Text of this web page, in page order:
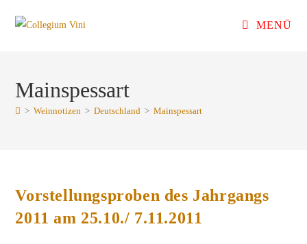
Inhalt
MENÜ
Mainspessart
> Weinnotizen > Deutschland > Mainspessart
Vorstellungsproben des Jahrgangs
2011 am 25.10./ 7.11.2011